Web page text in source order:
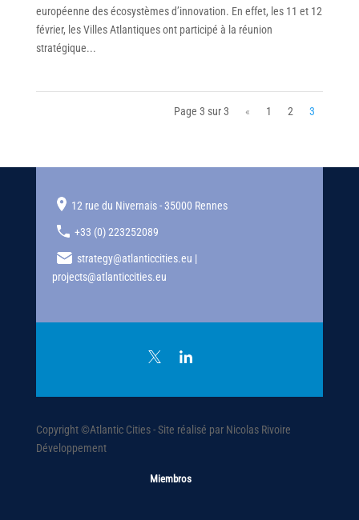
européenne des écosystèmes d’innovation. En effet, les 11 et 12
février, les Villes Atlantiques ont participé à la réunion
stratégique...
Page 3 sur 3 « 1 2 3
12 rue du Nivernais - 35000 Rennes
+33 (0) 223252089
strategy@atlanticcities.eu |
projects@atlanticcities.eu
Copyright ©Atlantic Cities - Site réalisé par Nicolas Rivoire
Développement
Miembros